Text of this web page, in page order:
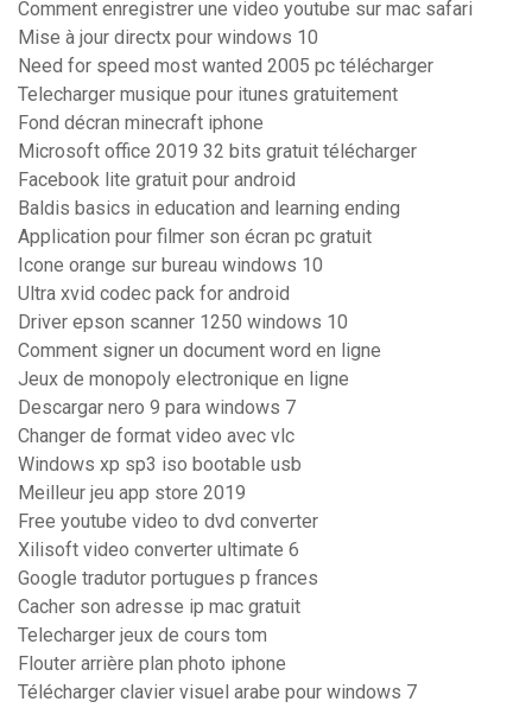
Comment enregistrer une video youtube sur mac safari
Mise à jour directx pour windows 10
Need for speed most wanted 2005 pc télécharger
Telecharger musique pour itunes gratuitement
Fond décran minecraft iphone
Microsoft office 2019 32 bits gratuit télécharger
Facebook lite gratuit pour android
Baldis basics in education and learning ending
Application pour filmer son écran pc gratuit
Icone orange sur bureau windows 10
Ultra xvid codec pack for android
Driver epson scanner 1250 windows 10
Comment signer un document word en ligne
Jeux de monopoly electronique en ligne
Descargar nero 9 para windows 7
Changer de format video avec vlc
Windows xp sp3 iso bootable usb
Meilleur jeu app store 2019
Free youtube video to dvd converter
Xilisoft video converter ultimate 6
Google tradutor portugues p frances
Cacher son adresse ip mac gratuit
Telecharger jeux de cours tom
Flouter arrière plan photo iphone
Télécharger clavier visuel arabe pour windows 7